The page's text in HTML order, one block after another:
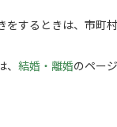
をするときは、市町
結婚・離婚のペー